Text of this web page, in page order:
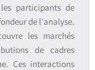
participants de
de l'analyse.
les marchés
de cadres
Ces interactions